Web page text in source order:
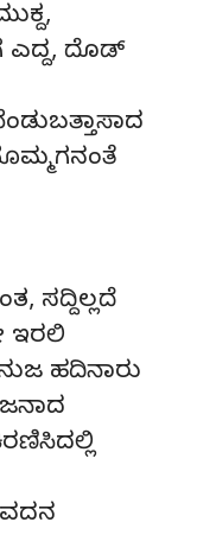
ಎದ್ದ, ದೊಡ್
ಸದ್ದಿಲ್ಲದೆ
ಇರಲಿ
ಹದಿನಾರು